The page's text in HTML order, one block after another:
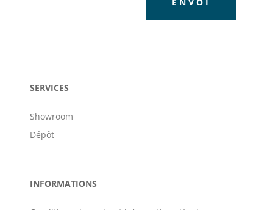
ENVOI
SERVICES
Showroom
Dépôt
INFORMATIONS